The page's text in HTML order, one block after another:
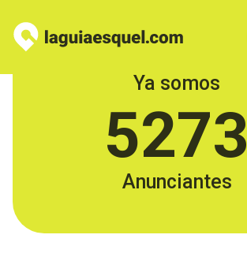
Ya somos
5273
Anunciantes